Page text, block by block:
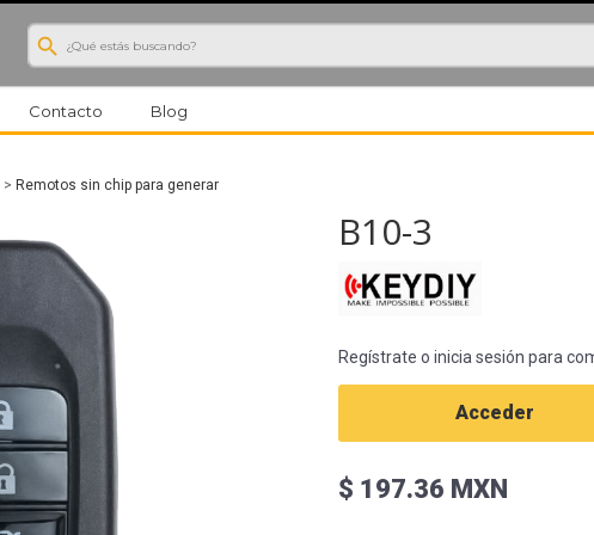
search
Contacto Blog
> Remotos sin chip para generar
B10-3
Regístrate o inicia sesión para
Acceder
$ 197.36 MXN